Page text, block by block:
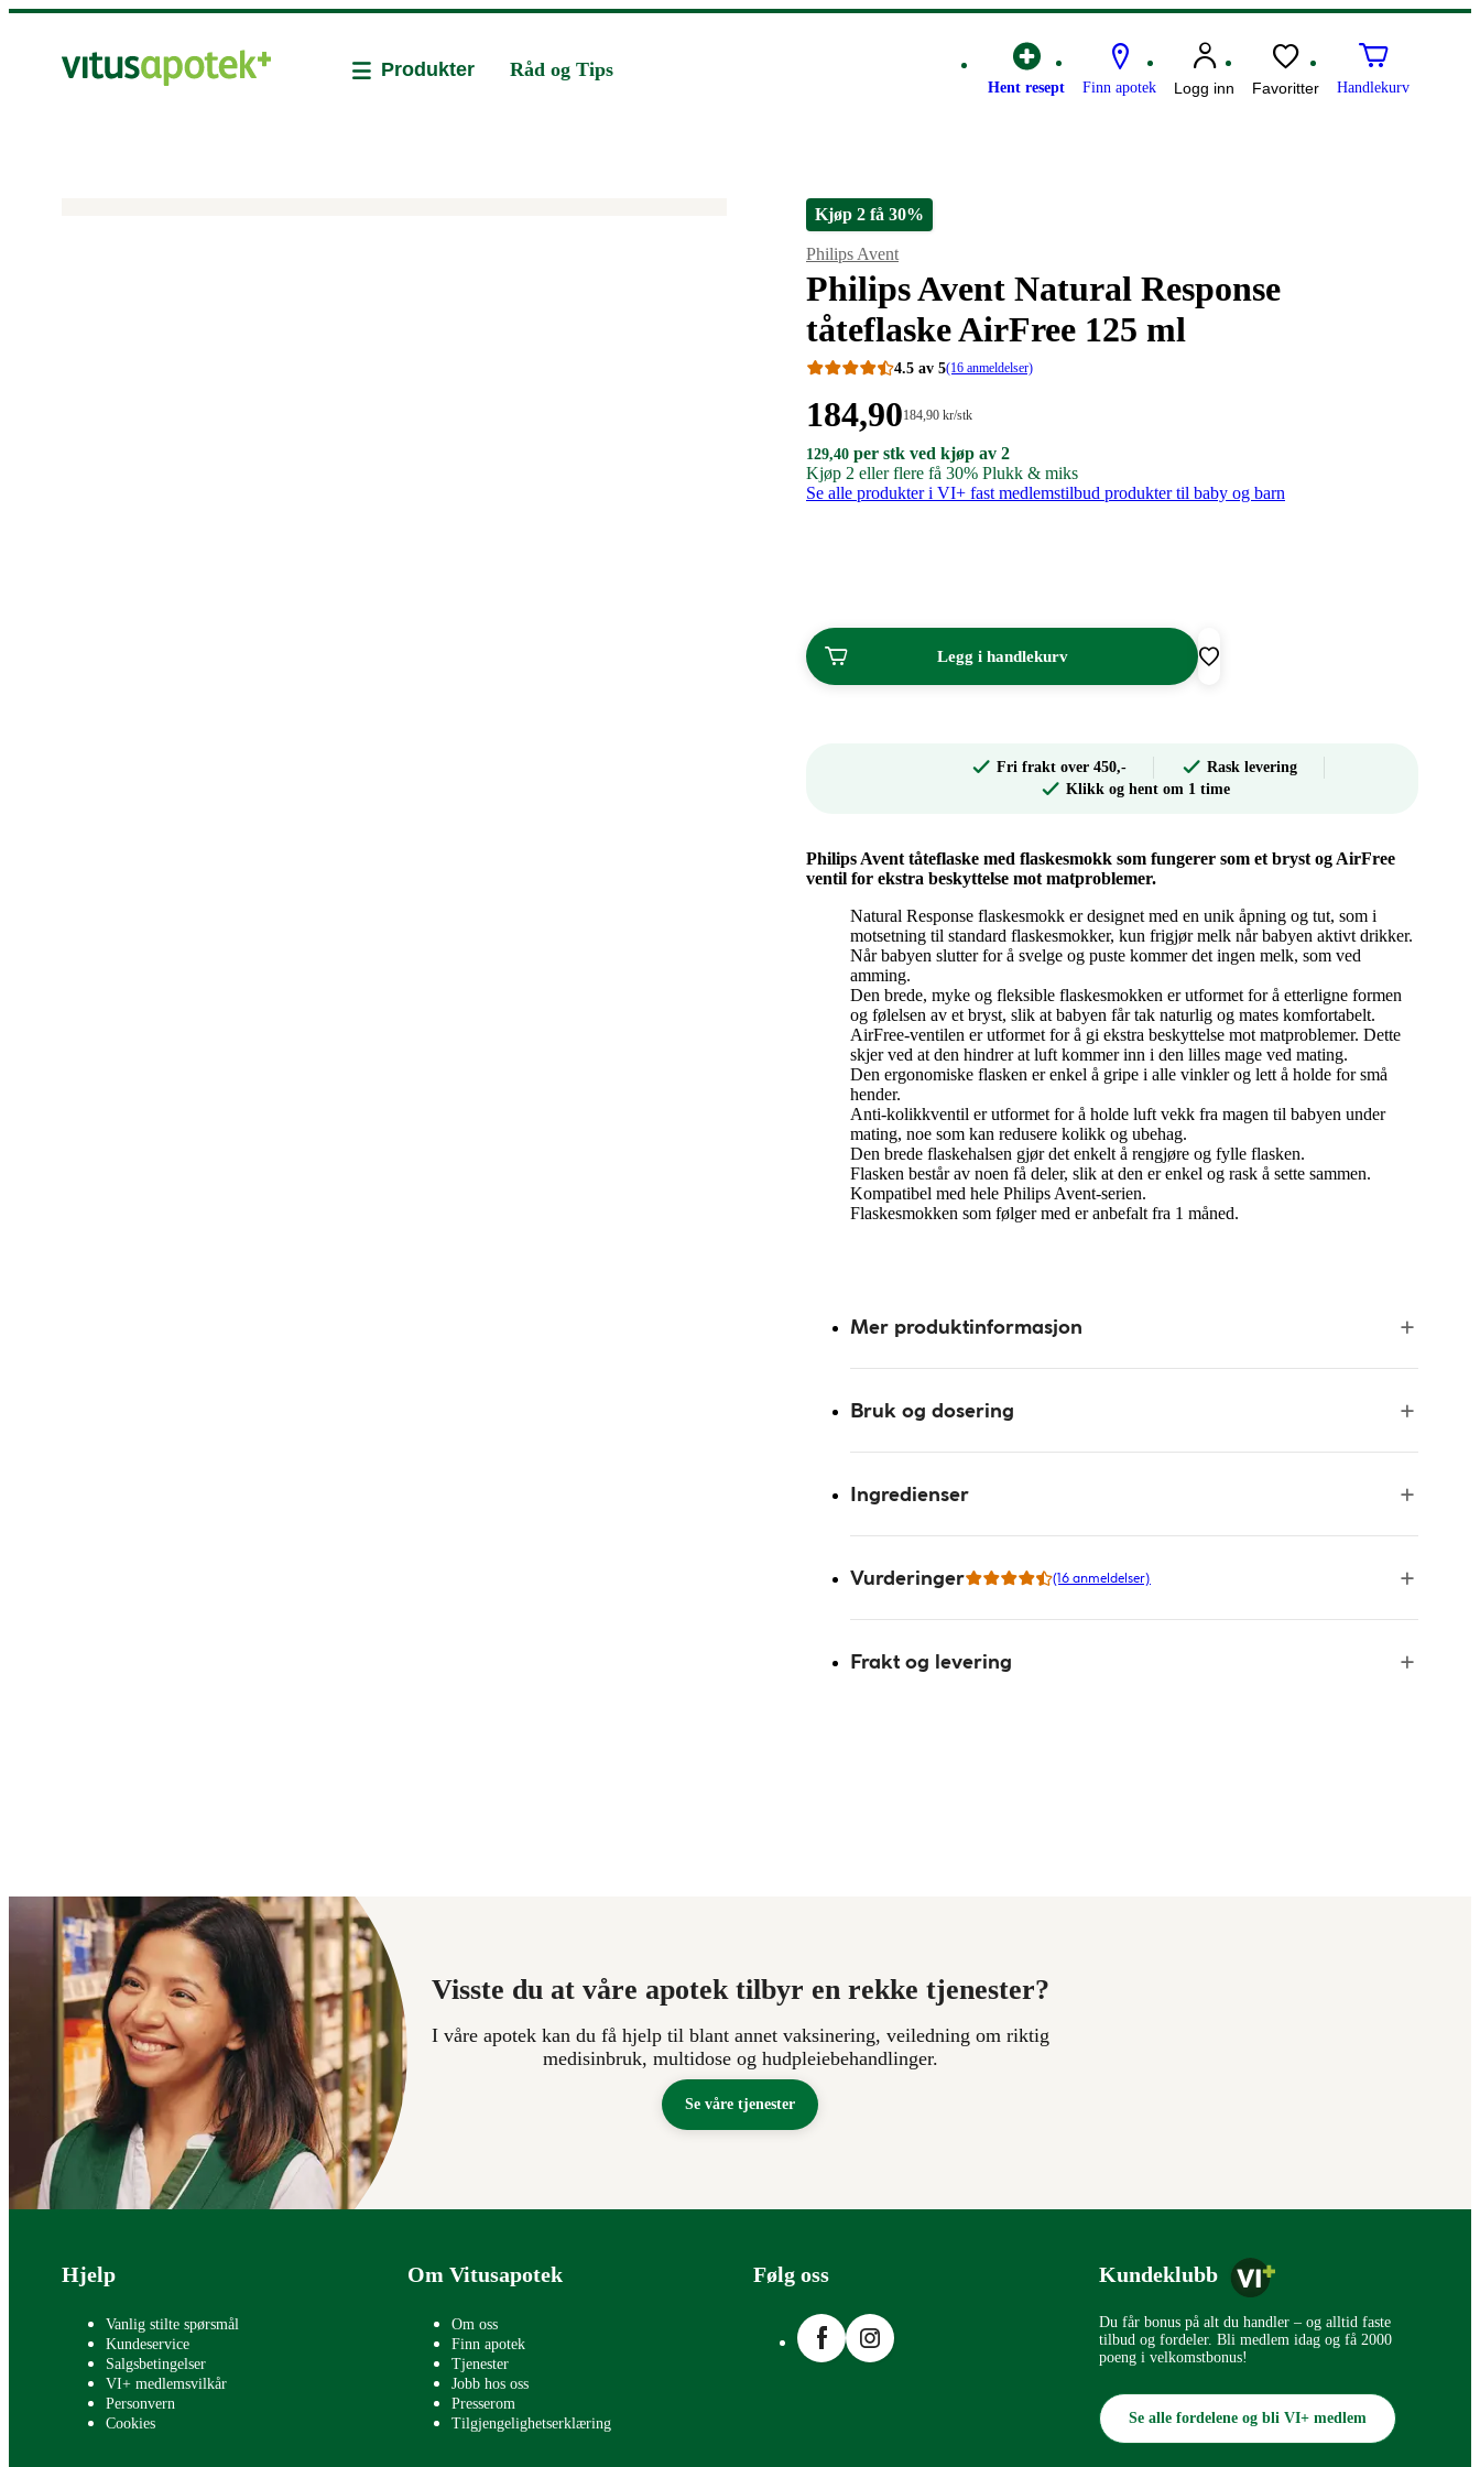
Hent resept Finn apotek Logg inn Favoritter Handlekurv
Produkter Råd og Tips
Kjøp 2 få 30%
Merke:
Philips Avent
Philips Avent Natural Response
tåteflaske AirFree 125 ml
4.5 av 5(16 anmeldelser)
Pris:
184,90
kroner.
184,90Stykkpris:
kroner.
184,90 kr/stk
129,40
kroner
per
129,40
kroner.
129,40 per stk ved kjøp av 2
Kjøp 2 eller flere få 30% Plukk & miks
Se alle produkter i VI+ fast medlemstilbud produkter til baby og barn
Legg i handlekurv
Fri frakt over 450,-
Rask levering
Klikk og hent om 1 time
Philips Avent tåteflaske med flaskesmokk som fungerer som et bryst og AirFree
ventil for ekstra beskyttelse mot matproblemer.
Natural Response flaskesmokk er designet med en unik åpning og tut, som i
motsetning til standard flaskesmokker, kun frigjør melk når babyen aktivt drikker.
Når babyen slutter for å svelge og puste kommer det ingen melk, som ved
amming.
Den brede, myke og fleksible flaskesmokken er utformet for å etterligne formen
og følelsen av et bryst, slik at babyen får tak naturlig og mates komfortabelt.
AirFree-ventilen er utformet for å gi ekstra beskyttelse mot matproblemer. Dette
skjer ved at den hindrer at luft kommer inn i den lilles mage ved mating.
Den ergonomiske flasken er enkel å gripe i alle vinkler og lett å holde for små
hender.
Anti-kolikkventil er utformet for å holde luft vekk fra magen til babyen under
mating, noe som kan redusere kolikk og ubehag.
Den brede flaskehalsen gjør det enkelt å rengjøre og fylle flasken.
Flasken består av noen få deler, slik at den er enkel og rask å sette sammen.
Kompatibel med hele Philips Avent-serien.
Flaskesmokken som følger med er anbefalt fra 1 måned.
Mer produktinformasjon
Bruk og dosering
Ingredienser
Vurderinger (16 anmeldelser)
Frakt og levering
Visste du at våre apotek tilbyr en rekke tjenester?
I våre apotek kan du få hjelp til blant annet vaksinering, veiledning om riktig
medisinbruk, multidose og hudpleiebehandlinger.
Se våre tjenester
Bunntekst
Hjelp
Vanlig stilte spørsmål
Kundeservice
Salgsbetingelser
VI+ medlemsvilkår
Personvern
Cookies
Om Vitusapotek
Om oss
Finn apotek
Tjenester
Jobb hos oss
Presserom
Tilgjengelighetserklæring
Følg oss
FacebookInstagram
Kundeklubb
Du får bonus på alt du handler – og alltid faste
tilbud og fordeler. Bli medlem idag og få 2000
poeng i velkomstbonus!
Se alle fordelene og bli VI+ medlem